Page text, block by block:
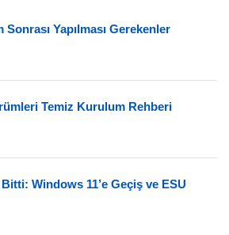
Yapılması Gerekenler
Temiz Kurulum Rehberi
Windows 11’e Geçiş ve ESU